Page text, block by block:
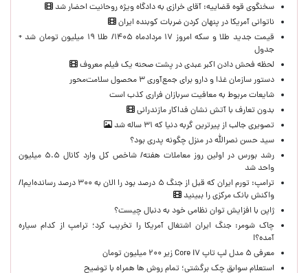
سخنگوی قوه قضاییه: آقای خرازی به دادگاه ویژه روحانیت احضار شد
ناتوانی آمریکا در پنهان کردن ضربات کوبنده ایران
قیمت جدید طلا و سکه امروز ۱۷ مردادماه ۱۴۰۵/ طلا ۱۹ میلیون تومان شد +
جدول
لحظه‌ فحش دادن اکبر عبدی در پشت صحنه یک فیلم معروف
دستور سازمان غذا و دارو برای جمع‌آوری ۳ محصول سلامت‌محور
شایعات مربوط به معافیت سربازان فراری کذب است
بدون تعارف با آتش نشان فداکار مازندرانی
تصویری جالب از پیرترین گربه دنیا که ۳۱ ساله شد
سید حسن نصرالله در منزل چگونه پدری بود؟
رشد بورس در اولین روز معاملات هفته/ شاخص کل وارد کانال ۵.۵ میلیون
واحد شد
ترامپ: تورم ایران که قبل از جنگ ۵ درصد بود را الان به ۳۰۰ درصد رسانده‌ایم!/
واکنش بانک مرکزی را ببینید
ژاپن با افزایش توان نظامی خود به دنبال چیست؟
چاک شومر: جنگ ایران اشتغال آمریکا را تخریب کرد؛ ترامپ از کدام سیاره
آمده؟!
معرفی ۵ مدل لپ تاپ Core i۷ زیر ۲۰۰ میلیون تومان
استعلام سوابق چک برگشتی؛ تمام روش ها همراه با توضیح